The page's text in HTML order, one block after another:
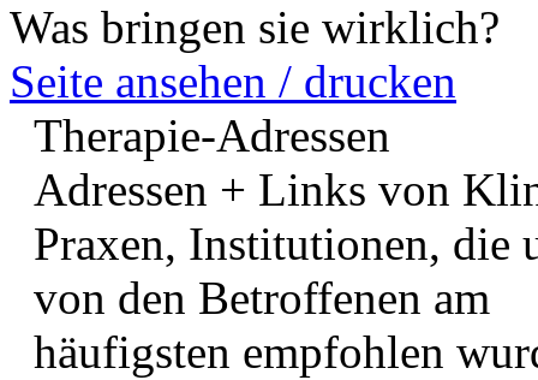
Was bringen sie wirklich?
Seite ansehen / drucken
Therapie-Adressen
Adressen + Links von
Praxen, Institutionen, die
von den Betroffenen am
häufigsten empfohlen